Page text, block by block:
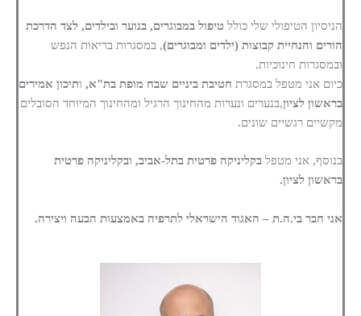
הניסיון הטיפולי שלי כולל טיפול במבוגרים, בנוער ובילדים, לצד הדרכת
הורים והנחיית קבוצות (ילדים ומבוגרים), במסגרות בריאות הנפש
ובמסגרות חינוכיות.
כיום אני מטפל במסגרת חטיבת ביניים שבח מופת בת"א, ותיכון אמירים
בראשון לציון,בנערים ונערות מהחינוך הרגיל ומהחינוך המיוחד הסובלים
מקשיים רגשיים שונים.
בנוסף, אני מטפל בקליניקה פרטית בתל-אביב, ובקליניקה פרטית
בראשון לציון.
אני חבר בי.ה.ת – האגוד הישראלי לתרפיה באמצעות הבעה ויצירה.